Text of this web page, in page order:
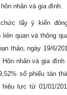
nhân và gia đình.
lấy ý kiến
quan và thông
thảo, ngày 19/6/
nhân và gia
số phiếu tán
lực từ 01/01/